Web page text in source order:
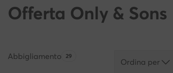
Offerta Only & Sons
AbbigliamentoQuantità di prodotti:
29
Ordina per